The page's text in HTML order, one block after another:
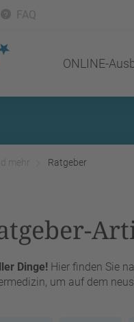
FAQ
ONLINE-
mehr Ratgeber
Dinge! Hier finden Sie
um auf dem